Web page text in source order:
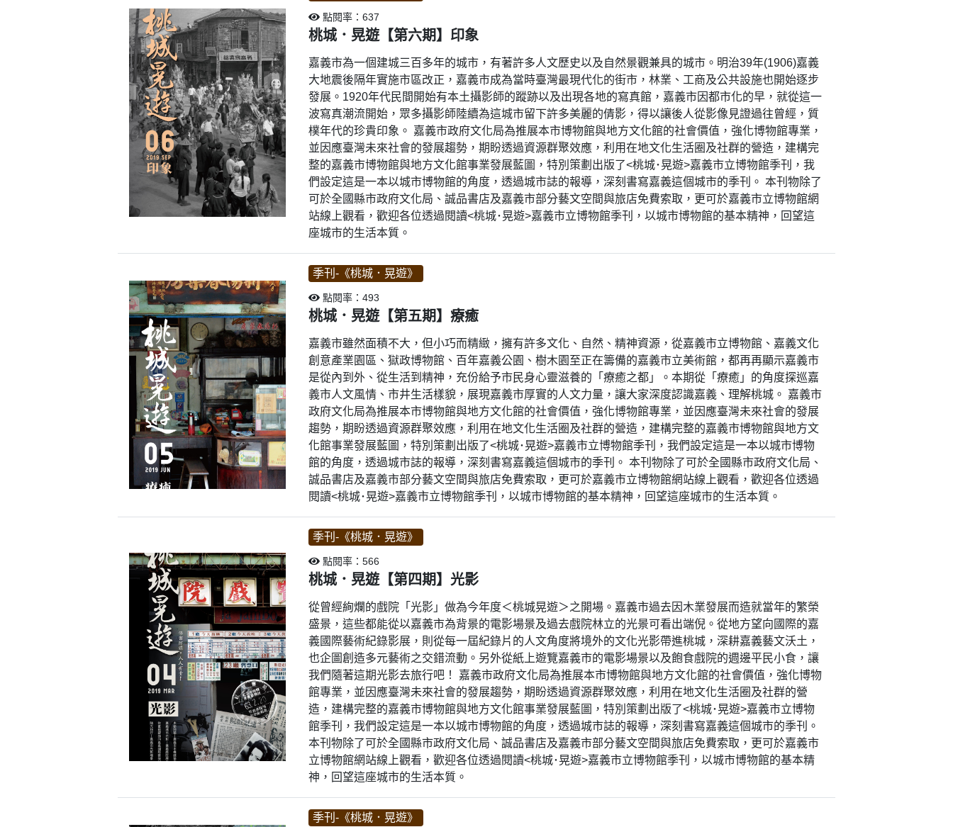
點閱率：637
桃城．晃遊【第六期】印象
嘉義市為一個建城三百多年的城市，有著許多人文歷史以及自然景觀兼具的城市。明治39年(1906)嘉義
大地震後隔年實施市區改正，嘉義市成為當時臺灣最現代化的街市，林業、工商及公共設施也開始逐步
發展。1920年代民間開始有本土攝影師的蹤跡以及出現各地的寫真館，嘉義市因都市化的早，就從這一
波寫真潮流開始，眾多攝影師陸續為這城市留下許多美麗的倩影，得以讓後人從影像見證過往曾經，質
樸年代的珍貴印象。 嘉義市政府文化局為推展本市博物館與地方文化館的社會價值，強化博物館專業，
並因應臺灣未來社會的發展趨勢，期盼透過資源群聚效應，利用在地文化生活圈及社群的營造，建構完
整的嘉義市博物館與地方文化館事業發展藍圖，特別策劃出版了<桃城･晃遊>嘉義市立博物館季刊，我
們設定這是一本以城市博物館的角度，透過城市誌的報導，深刻書寫嘉義這個城市的季刊。 本刊物除了
可於全國縣市政府文化局、誠品書店及嘉義市部分藝文空間與旅店免費索取，更可於嘉義市立博物館網
站線上觀看，歡迎各位透過閱讀<桃城･晃遊>嘉義市立博物館季刊，以城市博物館的基本精神，回望這
座城市的生活本質。
季刊-《桃城．晃遊》
點閱率：493
桃城．晃遊【第五期】療癒
嘉義市雖然面積不大，但小巧而精緻，擁有許多文化、自然、精神資源，從嘉義市立博物館、嘉義文化
創意產業園區、獄政博物館、百年嘉義公園、樹木園至正在籌備的嘉義市立美術館，都再再顯示嘉義市
是從內到外、從生活到精神，充份給予市民身心靈滋養的「療癒之都」。本期從「療癒」的角度探巡嘉
義市人文風情、市井生活樣貌，展現嘉義市厚實的人文力量，讓大家深度認識嘉義、理解桃城。 嘉義市
政府文化局為推展本市博物館與地方文化館的社會價值，強化博物館專業，並因應臺灣未來社會的發展
趨勢，期盼透過資源群聚效應，利用在地文化生活圈及社群的營造，建構完整的嘉義市博物館與地方文
化館事業發展藍圖，特別策劃出版了<桃城･晃遊>嘉義市立博物館季刊，我們設定這是一本以城市博物
館的角度，透過城市誌的報導，深刻書寫嘉義這個城市的季刊。 本刊物除了可於全國縣市政府文化局、
誠品書店及嘉義市部分藝文空間與旅店免費索取，更可於嘉義市立博物館網站線上觀看，歡迎各位透過
閱讀<桃城･晃遊>嘉義市立博物館季刊，以城市博物館的基本精神，回望這座城市的生活本質。
季刊-《桃城．晃遊》
點閱率：566
桃城．晃遊【第四期】光影
從曾經絢爛的戲院「光影」做為今年度＜桃城晃遊＞之開場。嘉義市過去因木業發展而造就當年的繁榮
盛景，這些都能從以嘉義市為背景的電影場景及過去戲院林立的光景可看出端倪。從地方望向國際的嘉
義國際藝術紀錄影展，則從每一屆紀錄片的人文角度將境外的文化光影帶進桃城，深耕嘉義藝文沃土，
也企圖創造多元藝術之交錯流動。另外從紙上遊覽嘉義市的電影場景以及飽食戲院的週邊平民小食，讓
我們隨著這期光影去旅行吧！ 嘉義市政府文化局為推展本市博物館與地方文化館的社會價值，強化博物
館專業，並因應臺灣未來社會的發展趨勢，期盼透過資源群聚效應，利用在地文化生活圈及社群的營
造，建構完整的嘉義市博物館與地方文化館事業發展藍圖，特別策劃出版了<桃城･晃遊>嘉義市立博物
館季刊，我們設定這是一本以城市博物館的角度，透過城市誌的報導，深刻書寫嘉義這個城市的季刊。
本刊物除了可於全國縣市政府文化局、誠品書店及嘉義市部分藝文空間與旅店免費索取，更可於嘉義市
立博物館網站線上觀看，歡迎各位透過閱讀<桃城･晃遊>嘉義市立博物館季刊，以城市博物館的基本精
神，回望這座城市的生活本質。
季刊-《桃城．晃遊》